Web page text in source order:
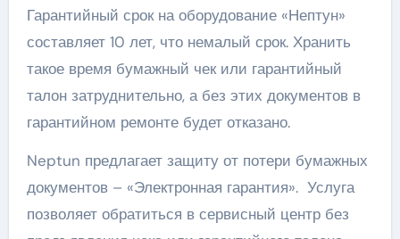
Гарантийный срок на оборудование «Нептун»
составляет 10 лет, что немалый срок. Хранить
такое время бумажный чек или гарантийный
талон затруднительно, а без этих документов в
гарантийном ремонте будет отказано.
Neptun предлагает защиту от потери бумажных
документов – «Электронная гарантия». Услуга
позволяет обратиться в сервисный центр без